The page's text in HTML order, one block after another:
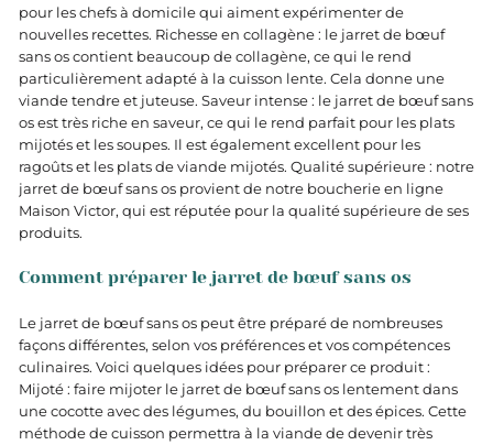
pour les chefs à domicile qui aiment expérimenter de
nouvelles recettes. Richesse en collagène : le jarret de bœuf
sans os contient beaucoup de collagène, ce qui le rend
particulièrement adapté à la cuisson lente. Cela donne une
viande tendre et juteuse. Saveur intense : le jarret de bœuf sans
os est très riche en saveur, ce qui le rend parfait pour les plats
mijotés et les soupes. Il est également excellent pour les
ragoûts et les plats de viande mijotés. Qualité supérieure : notre
jarret de bœuf sans os provient de notre boucherie en ligne
Maison Victor, qui est réputée pour la qualité supérieure de ses
produits.
Comment préparer le jarret de bœuf sans os
Le jarret de bœuf sans os peut être préparé de nombreuses
façons différentes, selon vos préférences et vos compétences
culinaires. Voici quelques idées pour préparer ce produit :
Mijoté : faire mijoter le jarret de bœuf sans os lentement dans
une cocotte avec des légumes, du bouillon et des épices. Cette
méthode de cuisson permettra à la viande de devenir très